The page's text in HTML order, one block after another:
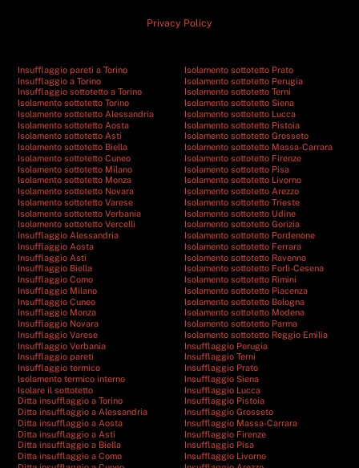
Privacy Policy
Insufflaggio pareti a Torino
Insufflaggio a Torino
Insufflaggio sottotetto a Torino
Isolamento sottotetto Torino
Isolamento sottotetto Alessandria
Isolamento sottotetto Aosta
Isolamento sottotetto Asti
Isolamento sottotetto Biella
Isolamento sottotetto Cuneo
Isolamento sottotetto Milano
Isolamento sottotetto Monza
Isolamento sottotetto Novara
Isolamento sottotetto Varese
Isolamento sottotetto Verbania
Isolamento sottotetto Vercelli
Insufflaggio Alessandria
Insufflaggio Aosta
Insufflaggio Asti
Insufflaggio Biella
Insufflaggio Como
Insufflaggio Milano
Insufflaggio Cuneo
Insufflaggio Monza
Insufflaggio Novara
Insufflaggio Varese
Insufflaggio Verbania
Insufflaggio pareti
Insufflaggio termico
Isolamento termico interno
Isolare il sottotetto
Ditta insufflaggio a Torino
Ditta insufflaggio a Alessandria
Ditta insufflaggio a Aosta
Ditta insufflaggio a Asti
Ditta insufflaggio a Biella
Ditta insufflaggio a Como
Isolamento sottotetto Prato
Isolamento sottotetto Perugia
Isolamento sottotetto Terni
Isolamento sottotetto Siena
Isolamento sottotetto Lucca
Isolamento sottotetto Pistoia
Isolamento sottotetto Grosseto
Isolamento sottotetto Massa-Carrara
Isolamento sottotetto Firenze
Isolamento sottotetto Pisa
Isolamento sottotetto Livorno
Isolamento sottotetto Arezzo
Isolamento sottotetto Trieste
Isolamento sottotetto Udine
Isolamento sottotetto Gorizia
Isolamento sottotetto Pordenone
Isolamento sottotetto Ferrara
Isolamento sottotetto Ravenna
Isolamento sottotetto Forlì-Cesena
Isolamento sottotetto Rimini
Isolamento sottotetto Piacenza
Isolamento sottotetto Bologna
Isolamento sottotetto Modena
Isolamento sottotetto Parma
Isolamento sottotetto Reggio Emilia
Insufflaggio Perugia
Insufflaggio Terni
Insufflaggio Prato
Insufflaggio Siena
Insufflaggio Lucca
Insufflaggio Pistoia
Insufflaggio Grosseto
Insufflaggio Massa-Carrara
Insufflaggio Firenze
Insufflaggio Pisa
Insufflaggio Livorno